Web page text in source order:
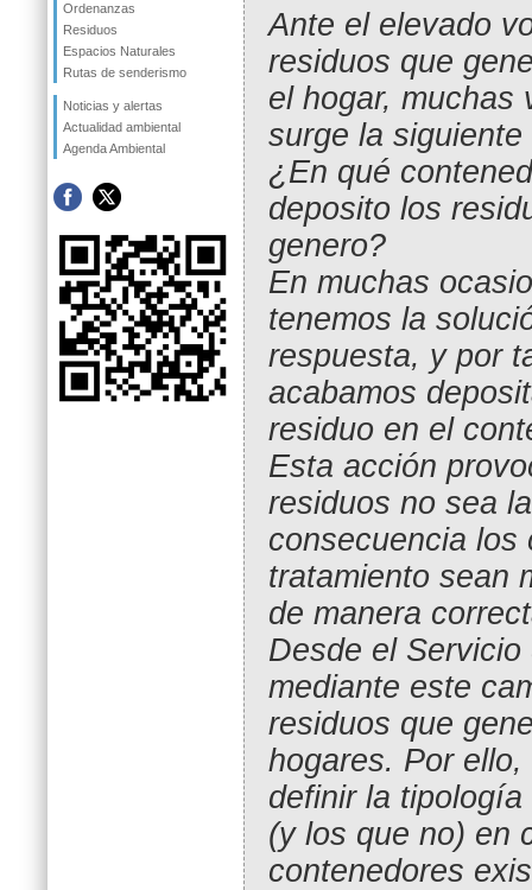
Ordenanzas
Residuos
Espacios Naturales
Rutas de senderismo
Noticias y alertas
Actualidad ambiental
Agenda Ambiental
Ante el elevado
residuos que
el hogar, muchas
surge la siguiente
¿En qué
deposito los
genero?
En muchas
tenemos la
respuesta, y por
acabamos
residuo en el
Esta acción
residuos no sea
consecuencia los
tratamiento sean
de manera
Desde el
mediante este
residuos que
hogares. Por
definir la
(y los que no) en
contenedores